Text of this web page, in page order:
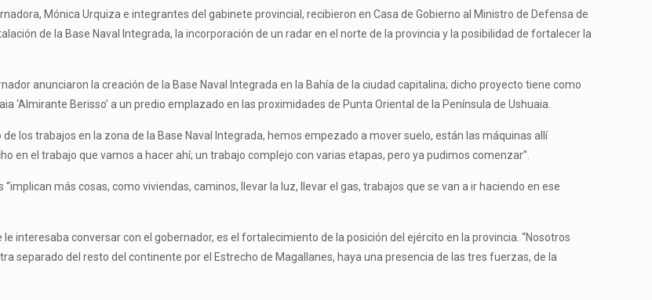
Mónica Urquiza e integrantes del gabinete provincial, recibieron en Casa de Gobierno al Ministro de Defensa de
de la Base Naval Integrada, la incorporación de un radar en el norte de la provincia y la posibilidad de fortalecer la
anunciaron la creación de la Base Naval Integrada en la Bahía de la ciudad capitalina; dicho proyecto tiene como
‘Almirante Berisso’ a un predio emplazado en las proximidades de Punta Oriental de la Península de Ushuaia.
los trabajos en la zona de la Base Naval Integrada, hemos empezado a mover suelo, están las máquinas allí
el trabajo que vamos a hacer ahí; un trabajo complejo con varias etapas, pero ya pudimos comenzar”.
más cosas, como viviendas, caminos, llevar la luz, llevar el gas, trabajos que se van a ir haciendo en ese
interesaba conversar con el gobernador, es el fortalecimiento de la posición del ejército en la provincia. “Nosotros
separado del resto del continente por el Estrecho de Magallanes, haya una presencia de las tres fuerzas, de la